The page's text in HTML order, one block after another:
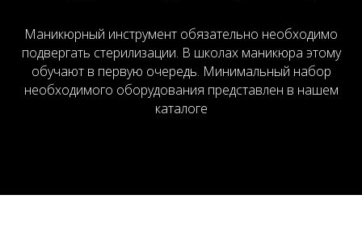
Маникюрный инструмент обязательно необходимо
подвергать стерилизации. В школах маникюра этому
обучают в первую очередь. Минимальный набор
необходимого оборудования представлен в нашем
каталоге